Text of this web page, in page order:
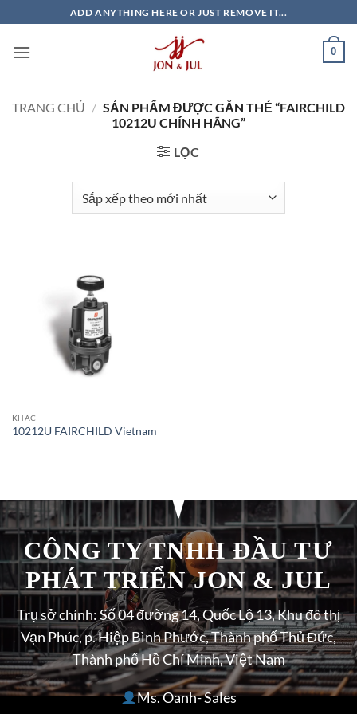
qua
nội
ADD ANYTHING HERE OR JUST REMOVE IT...
0
TRANG CHỦ / SẢN PHẨM ĐƯỢC GẮN THẺ “FAIRCHILD
10212U CHÍNH HÃNG”
LỌC
KHÁC
10212U FAIRCHILD Vietnam
CÔNG TY TNHH ĐẦU TƯ
PHÁT TRIỂN JON & JUL
Trụ sở chính: Số 04 đường 14, Quốc Lộ 13, Khu đô thị
Vạn Phúc, p. Hiệp Bình Phước, Thành phố Thủ Đức,
Thành phố Hồ Chí Minh, Việt Nam
Ms. Oanh- Sales